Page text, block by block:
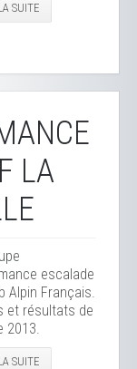
SUITE
LA
escalade
Alpin Français.
et résultats de
2013.
SUITE